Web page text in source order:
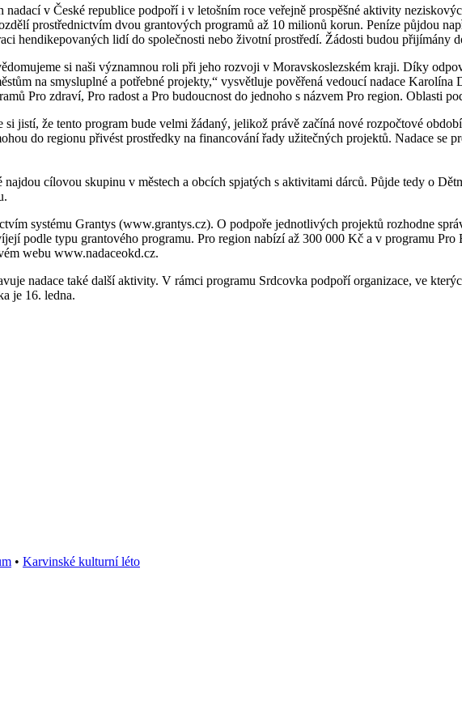
nadací v České republice podpoří i v letošním roce veřejně prospěšné aktivity
prostřednictvím dvou grantových programů až 10 milionů korun. Peníze půjdou
hendikepovaných lidí do společnosti nebo životní prostředí. Žádosti budou přijímány
si naši významnou roli při jeho rozvoji v Moravskoslezském kraji. Díky
na smysluplné a potřebné projekty,“ vysvětluje pověřená vedoucí nadace
Pro zdraví, Pro radost a Pro budoucnost do jednoho s názvem Pro region. Oblasti
jistí, že tento program bude velmi žádaný, jelikož právě začíná nové rozpočtové
do regionu přivést prostředky na financování řady užitečných projektů. Nadace se
najdou cílovou skupinu v městech a obcích spjatých s aktivitami dárců. Půjde tedy o
systému Grantys (www.grantys.cz). O podpoře jednotlivých projektů rozhodne
podle typu grantového programu. Pro region nabízí až 300 000 Kč a v programu
webu www.nadaceokd.cz.
nadace také další aktivity. V rámci programu Srdcovka podpoří organizace, ve
je 16. ledna.
• Karvinské kulturní léto